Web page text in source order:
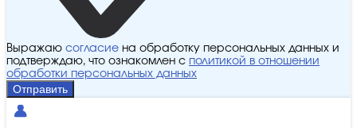
Выражаю согласие на обработку персональных данных и
подтверждаю, что ознакомлен с политикой в отношении
обработки персональных данных
Отправить